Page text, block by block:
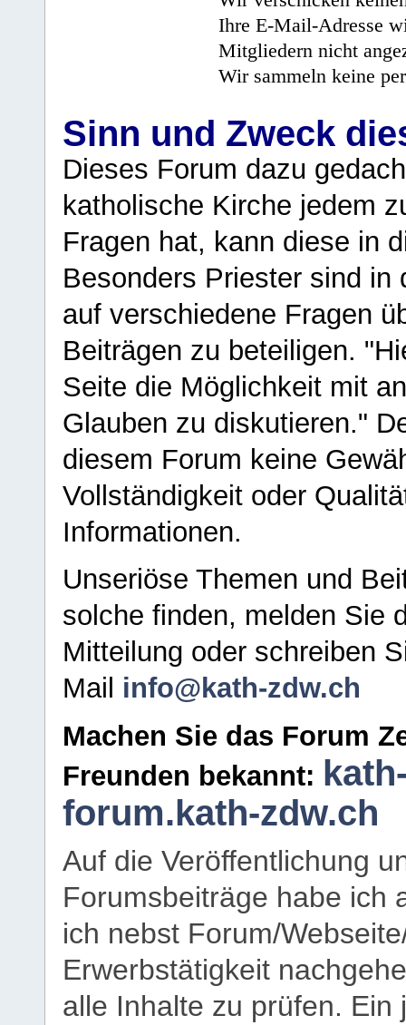
Ihre E-Mail-Adresse
Mitgliedern nicht
Wir sammeln keine
Sinn und Zweck
Dieses Forum dazu
katholische Kirche jedem
Fragen hat, kann diese in
Besonders Priester sind in
auf verschiedene Fragen
Beiträgen zu beteiligen.
Seite die Möglichkeit mit
Glauben zu diskutieren."
diesem Forum keine
Vollständigkeit oder
Informationen.
Unseriöse Themen und
solche finden, melden Sie
Mitteilung oder schreiben
Mail info@kath-zdw.ch
Machen Sie das Forum
Freunden bekannt:
forum.kath-zdw.ch
Auf die Veröffentlichung
Forumsbeiträge habe ich
ich nebst Forum/
Erwerbstätigkeit
alle Inhalte zu prüfen.